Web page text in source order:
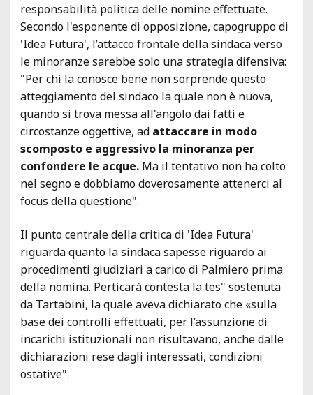
responsabilità politica delle nomine effettuate.
Secondo l'esponente di opposizione, capogruppo di
'Idea Futura', l’attacco frontale della sindaca verso
le minoranze sarebbe solo una strategia difensiva:
"Per chi la conosce bene non sorprende questo
atteggiamento del sindaco la quale non è nuova,
quando si trova messa all'angolo dai fatti e
circostanze oggettive, ad attaccare in modo
scomposto e aggressivo la minoranza per
confondere le acque. Ma il tentativo non ha colto
nel segno e dobbiamo doverosamente attenerci al
focus della questione".
Il punto centrale della critica di 'Idea Futura'
riguarda quanto la sindaca sapesse riguardo ai
procedimenti giudiziari a carico di Palmiero prima
della nomina. Perticarà contesta la tes" sostenuta
da Tartabini, la quale aveva dichiarato che «sulla
base dei controlli effettuati, per l’assunzione di
incarichi istituzionali non risultavano, anche dalle
dichiarazioni rese dagli interessati, condizioni
ostative".